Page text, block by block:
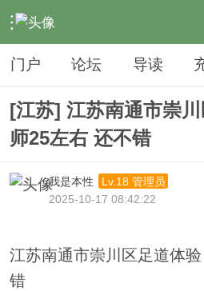
› 夜生活 › 足疗 › 内容
门户 论坛 导读
[江苏] 江苏南通市崇
师25左右 还不错
我是本性
Lv.18 管理员
2025-10-17 08:42:22
江苏南通市崇川区足道体
错